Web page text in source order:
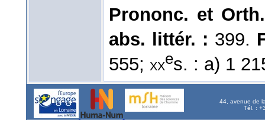
Prononc. et
abs. littér. : 399.
555; xxes. : a) 1
44, avenue de
Tél. :